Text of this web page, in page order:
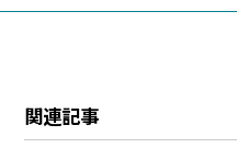
関連記事